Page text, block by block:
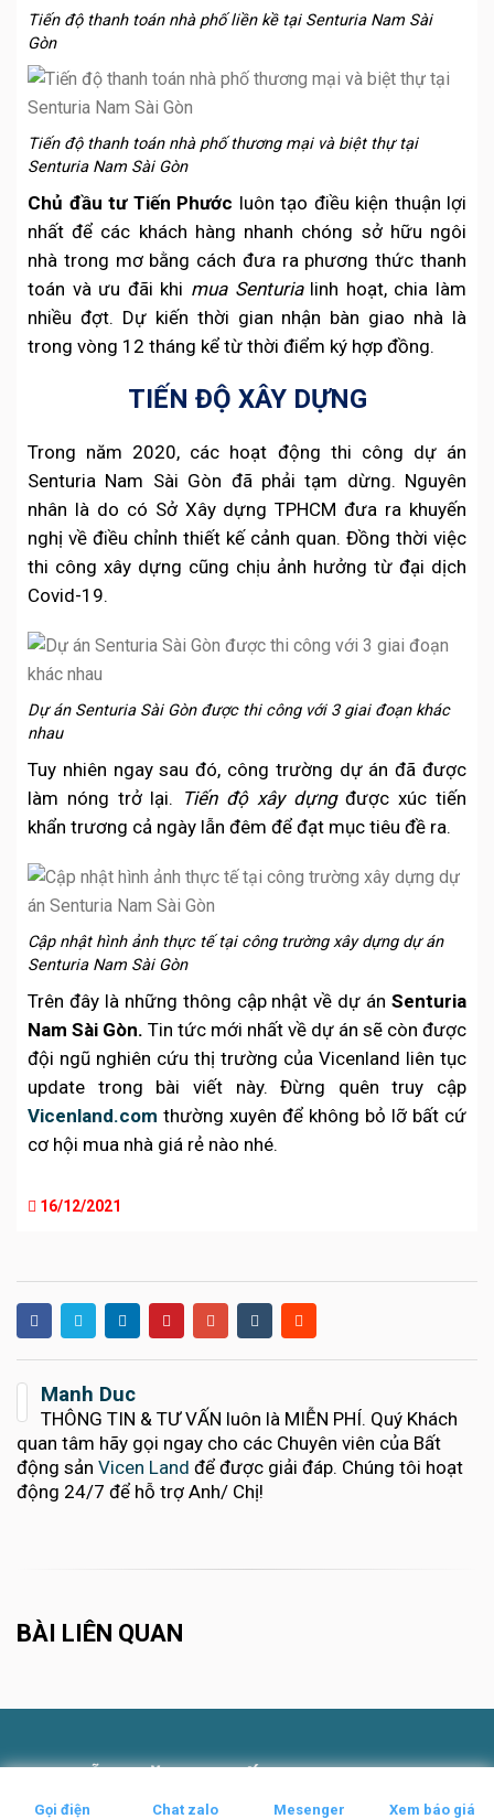
Tiến độ thanh toán nhà phố liền kề tại Senturia Nam Sài
Gòn
Tiến độ thanh toán nhà phố thương mại và biệt thự tại
Senturia Nam Sài Gòn
Chủ đầu tư Tiến Phước luôn tạo điều kiện thuận lợi
nhất để các khách hàng nhanh chóng sở hữu ngôi
nhà trong mơ bằng cách đưa ra phương thức thanh
toán và ưu đãi khi mua Senturialinh hoạt, chia làm
nhiều đợt. Dự kiến thời gian nhận bàn giao nhà là
trong vòng 12 tháng kể từ thời điểm ký hợp đồng.
TIẾN ĐỘ XÂY DỰNG
Trong năm 2020, các hoạt động thi công dự án
Senturia Nam Sài Gòn đã phải tạm dừng. Nguyên
nhân là do có Sở Xây dựng TPHCM đưa ra khuyến
nghị về điều chỉnh thiết kế cảnh quan. Đồng thời việc
thi công xây dựng cũng chịu ảnh hưởng từ đại dịch
Covid-19.
Dự án Senturia Sài Gòn được thi công với 3 giai đoạn khác
nhau
Tuy nhiên ngay sau đó, công trường dự án đã được
làm nóng trở lại. Tiến độ xây dựngđược xúc tiến
khẩn trương cả ngày lẫn đêm để đạt mục tiêu đề ra.
Cập nhật hình ảnh thực tế tại công trường xây dựng dự án
Senturia Nam Sài Gòn
Trên đây là những thông cập nhật về dự án Senturia
Nam Sài Gòn. Tin tức mới nhất về dự án sẽ còn được
đội ngũ nghiên cứu thị trường của Vicenland liên tục
update trong bài viết này. Đừng quên truy cập
Vicenland.com thường xuyên để không bỏ lỡ bất cứ
cơ hội mua nhà giá rẻ nào nhé.
16/12/2021
Manh Duc
THÔNG TIN & TƯ VẤN luôn là MIỄN PHÍ. Quý Khách
quan tâm hãy gọi ngay cho các Chuyên viên của Bất
động sản Vicen Land để được giải đáp. Chúng tôi hoạt
động 24/7 để hỗ trợ Anh/ Chị!
BÀI LIÊN QUAN
Gọi điện Chat zalo Mesenger Xem báo giá